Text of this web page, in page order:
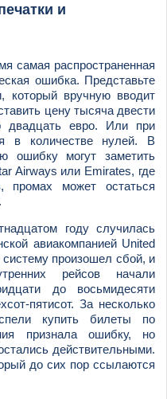
и
самая распространенная
ошибка. Представьте
который вручную вводит
цену тысяча двести
двадцать евро. Или при
в количестве нулей. В
ошибку могут заметить
Airways или Emirates, где
может остаться
году случилась
авиакомпанией United
произошел сбой, и
рейсов начали
до восьмидесяти
пятисот. За несколько
купить билеты по
признала ошибку, но
действительными.
до сих пор ссылаются